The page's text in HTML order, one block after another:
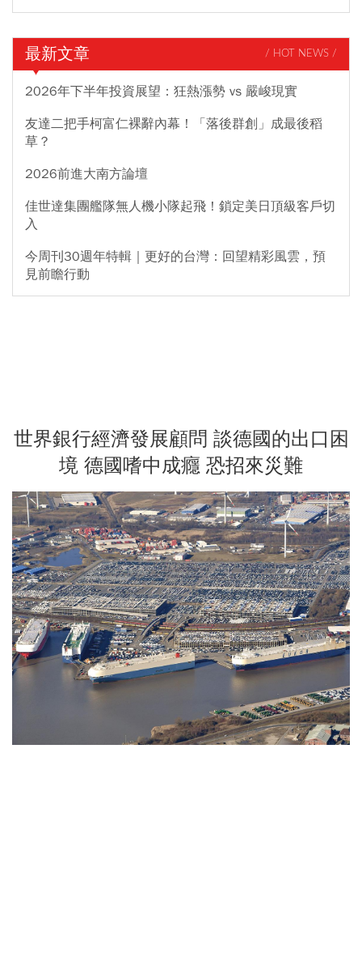
最新文章 / HOT NEWS /
2026年下半年投資展望：狂熱漲勢 vs 嚴峻現實
友達二把手柯富仁裸辭內幕！「落後群創」成最後稻
草？
2026前進大南方論壇
佳世達集團艦隊無人機小隊起飛！鎖定美日頂級客戶切
入
今周刊30週年特輯｜更好的台灣：回望精彩風雲，預
見前瞻行動
世界銀行經濟發展顧問 談德國的出口困
境 德國嗜中成癮 恐招來災難